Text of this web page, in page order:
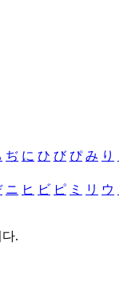
ぢ に ひ び ぴ み り
ニ ヒ ビ ピ ミ リ ウ
.